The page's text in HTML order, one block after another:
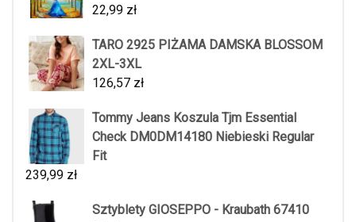
22,99 zł
TARO 2925 PIŻAMA DAMSKA BLOSSOM
2XL-3XL
126,57 zł
Tommy Jeans Koszula Tjm Essential
Check DM0DM14180 Niebieski Regular
Fit
239,99 zł
Sztyblety GIOSEPPO - Kraubath 67410